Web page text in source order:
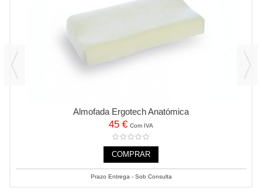
Almofada Ergotech Anatómica
45 € Com IVA
COMPRAR
Prazo Entrega - Sob Consulta